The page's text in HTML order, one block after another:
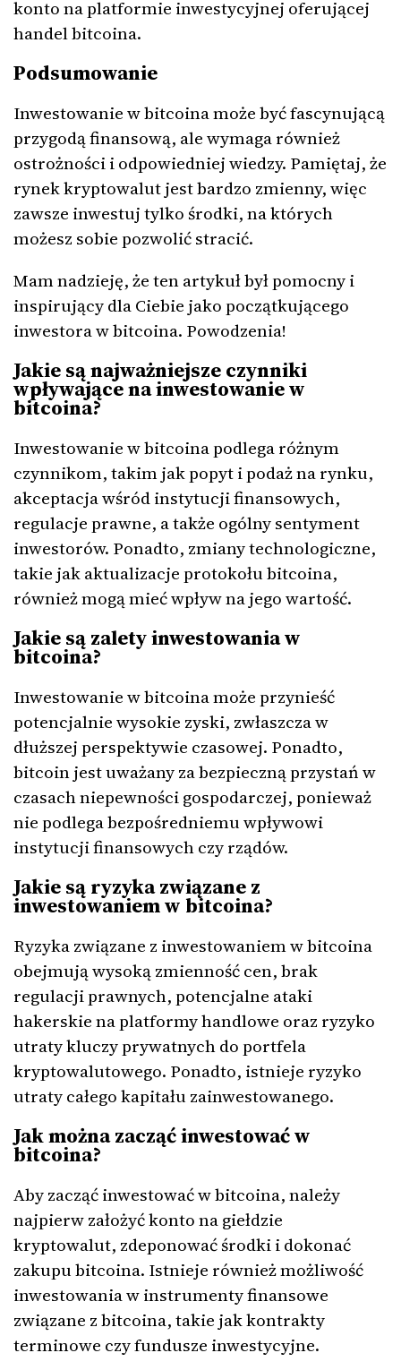
konto na platformie inwestycyjnej oferującej
handel bitcoina.
Podsumowanie
Inwestowanie w bitcoina może być fascynującą
przygodą finansową, ale wymaga również
ostrożności i odpowiedniej wiedzy. Pamiętaj, że
rynek kryptowalut jest bardzo zmienny, więc
zawsze inwestuj tylko środki, na których
możesz sobie pozwolić stracić.
Mam nadzieję, że ten artykuł był pomocny i
inspirujący dla Ciebie jako początkującego
inwestora w bitcoina. Powodzenia!
Jakie są najważniejsze czynniki
wpływające na inwestowanie w
bitcoina?
Inwestowanie w bitcoina podlega różnym
czynnikom, takim jak popyt i podaż na rynku,
akceptacja wśród instytucji finansowych,
regulacje prawne, a także ogólny sentyment
inwestorów. Ponadto, zmiany technologiczne,
takie jak aktualizacje protokołu bitcoina,
również mogą mieć wpływ na jego wartość.
Jakie są zalety inwestowania w
bitcoina?
Inwestowanie w bitcoina może przynieść
potencjalnie wysokie zyski, zwłaszcza w
dłuższej perspektywie czasowej. Ponadto,
bitcoin jest uważany za bezpieczną przystań w
czasach niepewności gospodarczej, ponieważ
nie podlega bezpośredniemu wpływowi
instytucji finansowych czy rządów.
Jakie są ryzyka związane z
inwestowaniem w bitcoina?
Ryzyka związane z inwestowaniem w bitcoina
obejmują wysoką zmienność cen, brak
regulacji prawnych, potencjalne ataki
hakerskie na platformy handlowe oraz ryzyko
utraty kluczy prywatnych do portfela
kryptowalutowego. Ponadto, istnieje ryzyko
utraty całego kapitału zainwestowanego.
Jak można zacząć inwestować w
bitcoina?
Aby zacząć inwestować w bitcoina, należy
najpierw założyć konto na giełdzie
kryptowalut, zdeponować środki i dokonać
zakupu bitcoina. Istnieje również możliwość
inwestowania w instrumenty finansowe
związane z bitcoina, takie jak kontrakty
terminowe czy fundusze inwestycyjne.